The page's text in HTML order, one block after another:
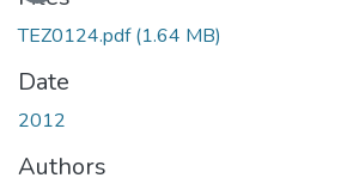
TEZ0124.pdf(1.64 MB)
Date
2012
Authors